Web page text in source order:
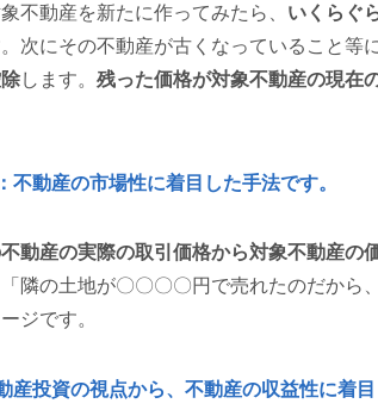
不動産を新たに作ってみたら、 いくらぐ
次にその不動産が古くなっていること等
します。 残った価格が対象不動産の現在
不動産の市場性に着目した手法です。
動産の実際の取引価格から対象不動産の
「隣の土地が〇〇〇〇円で売れたのだか
ジです。
産投資の視点から、不動産の収益性に着目